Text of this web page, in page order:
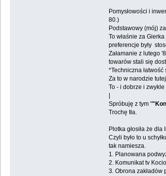
Pomysłowości i
80.)
Podstawowy (mój)
To właśnie za
preferencje były
Załamanie z lutego
towarów stali się
*Techniczna
Za to w narodzie
To - i dobrze i
Spróbuję z tym "
Trochę tła.
Plotka głosiła że
Czyli było to u
tak namiesza.
1. Planowana
2. Komunikat tv
3. Obrona zakładów